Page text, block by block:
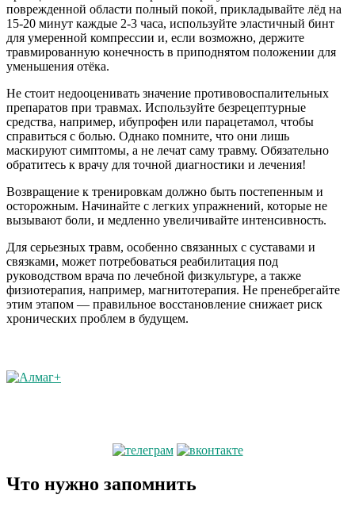
поврежденной области полный покой, прикладывайте лёд на
15-20 минут каждые 2-3 часа, используйте эластичный бинт
для умеренной компрессии и, если возможно, держите
травмированную конечность в приподнятом положении для
уменьшения отёка.
Не стоит недооценивать значение противовоспалительных
препаратов при травмах. Используйте безрецептурные
средства, например, ибупрофен или парацетамол, чтобы
справиться с болью. Однако помните, что они лишь
маскируют симптомы, а не лечат саму травму. Обязательно
обратитесь к врачу для точной диагностики и лечения!
Возвращение к тренировкам должно быть постепенным и
осторожным. Начинайте с легких упражнений, которые не
вызывают боли, и медленно увеличивайте интенсивность.
Для серьезных травм, особенно связанных с суставами и
связками, может потребоваться реабилитация под
руководством врача по лечебной физкультуре, а также
физиотерапия, например, магнитотерапия. Не пренебрегайте
этим этапом — правильное восстановление снижает риск
хронических проблем в будущем.
Что нужно запомнить